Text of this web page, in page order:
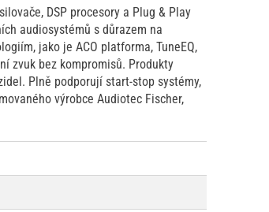
DSP procesory a Plug & Play
audiosystémů s důrazem na
jako je ACO platforma, TuneEQ,
zvuk bez kompromisů. Produkty
Plně podporují start-stop systémy,
výrobce Audiotec Fischer,